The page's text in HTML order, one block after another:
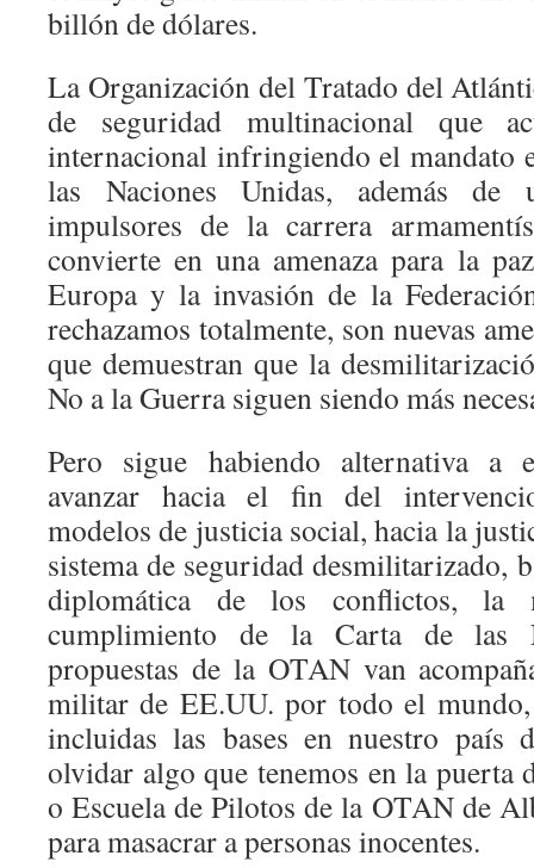
billón de dólares.
La Organización del Tratado del
de seguridad multinacional que
internacional infringiendo el mandato
las Naciones Unidas, además de
impulsores de la carrera
convierte en una amenaza para la
Europa y la invasión de la
rechazamos totalmente, son nuevas
que demuestran que la
No a la Guerra siguen siendo más
Pero sigue habiendo alternativa a
avanzar hacia el fin del
modelos de justicia social, hacia la
sistema de seguridad desmilitarizado,
diplomática de los conflictos, la
cumplimiento de la Carta de las
propuestas de la OTAN van
militar de EE.UU. por todo el mundo,
incluidas las bases en nuestro
olvidar algo que tenemos en la puerta
o Escuela de Pilotos de la OTAN de
para masacrar a personas inocentes.